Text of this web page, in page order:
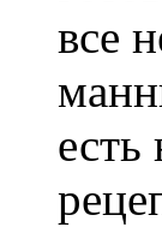
все